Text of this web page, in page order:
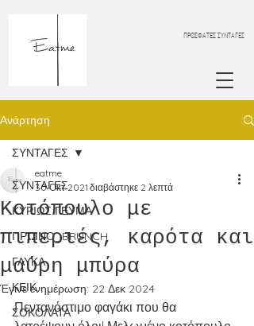
ΠΡΟΣΦΑΤΕΣ ΣΥΝΤΑΓΕΣ
Ανάρτηση
ΣΥΝΤΑΓΕΣ
ΚΥΡΙΩΣ ΓΕΥΜΑ
ΠΡΩΙΝΟ_BRUNCH
ΓΛΥΚΑ
ΚΕΙΚ
ΣΟΚΟΛΑΤΑ
ΣΥΝΤΑΓΕΣ
Κοτόπουλο με
πιπεριές, καρότα και
μαύρη μπύρα
eatme
30 Οκτ 2021 διαβάστηκε 2 λεπτά
Έγινε ενημέρωση: 22 Δεκ 2024
Πεντανόστιμο φαγάκι που θα